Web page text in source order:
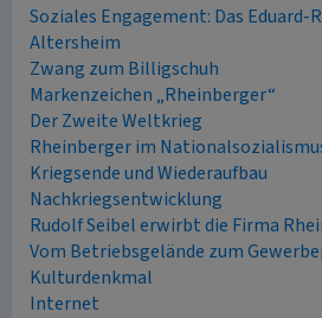
Soziales Engagement: Das Eduard-
Altersheim
Zwang zum Billigschuh
Markenzeichen „Rheinberger“
Der Zweite Weltkrieg
Rheinberger im
Kriegsende und Wiederaufbau
Nachkriegsentwicklung
Rudolf Seibel erwirbt die Firma
Vom Betriebsgelände zum
Kulturdenkmal
Internet